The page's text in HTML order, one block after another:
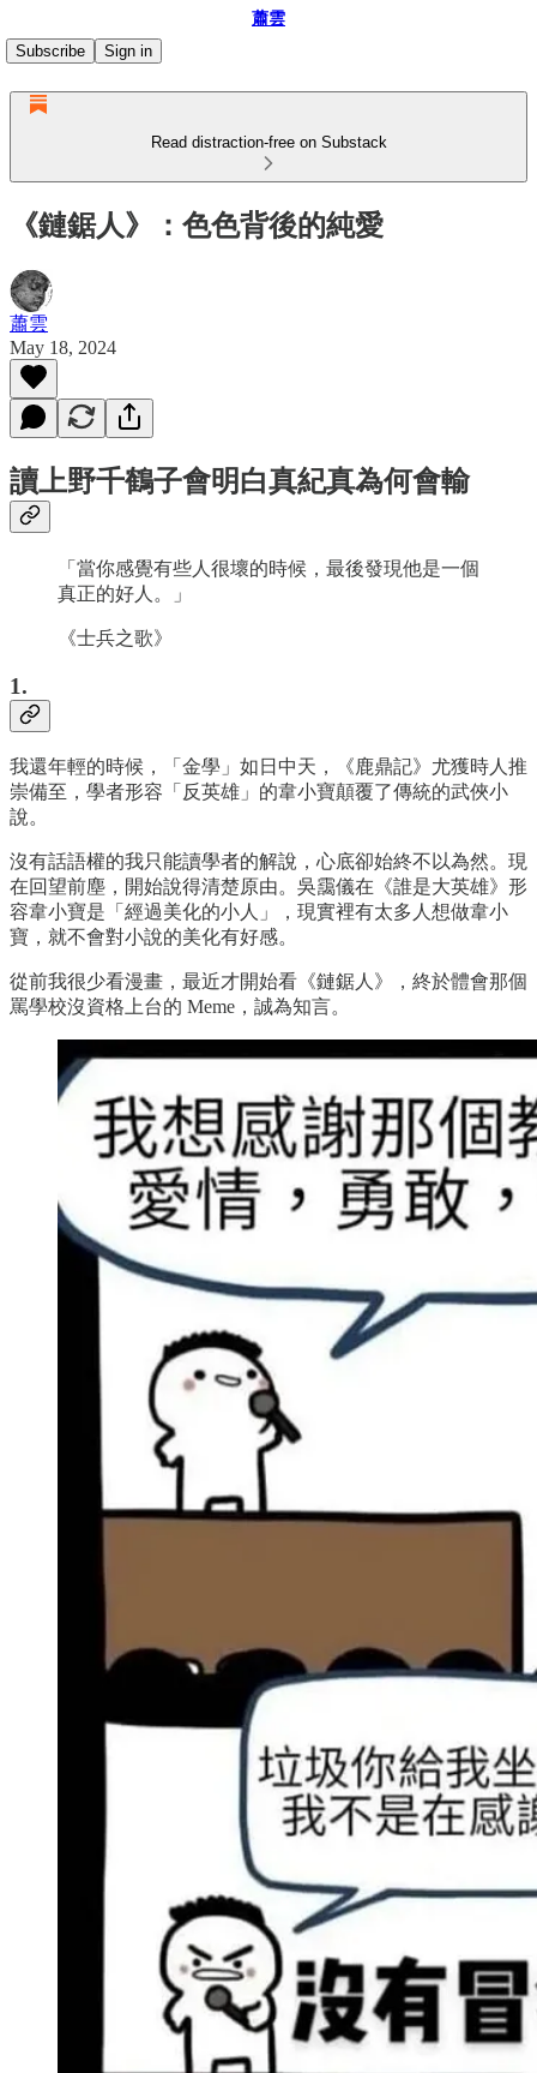
蕭雲
Subscribe
Sign in
Read distraction-free on Substack
《鏈鋸人》：色色背後的純愛
蕭雲
May 18, 2024
讀上野千鶴子會明白真紀真為何會輸
「當你感覺有些人很壞的時候，最後發現他是一個
真正的好人。」
《士兵之歌》
1.
我還年輕的時候，「金學」如日中天，《鹿鼎記》尤獲時人推
崇備至，學者形容「反英雄」的韋小寶顛覆了傳統的武俠小
說。
沒有話語權的我只能讀學者的解說，心底卻始終不以為然。現
在回望前塵，開始說得清楚原由。吳靄儀在《誰是大英雄》形
容韋小寶是「經過美化的小人」，現實裡有太多人想做韋小
寶，就不會對小說的美化有好感。
從前我很少看漫畫，最近才開始看《鏈鋸人》，終於體會那個
罵學校沒資格上台的 Meme，誠為知言。